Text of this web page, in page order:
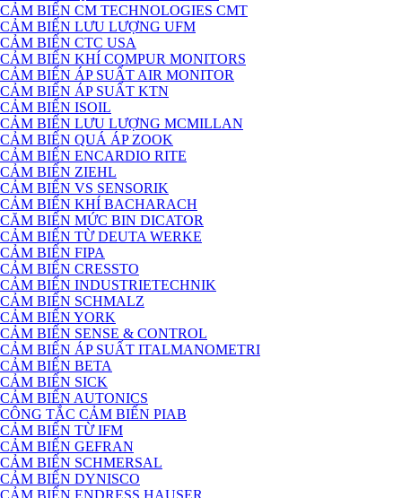
CẢM BIẾN CM TECHNOLOGIES CMT
CẢM BIẾN LƯU LƯỢNG UFM
CẢM BIẾN CTC USA
CẢM BIẾN KHÍ COMPUR MONITORS
CẢM BIẾN ÁP SUẤT AIR MONITOR
CẢM BIẾN ÁP SUẤT KTN
CẢM BIẾN ISOIL
CẢM BIẾN LƯU LƯỢNG MCMILLAN
CẢM BIẾN QUÁ ÁP ZOOK
CẢM BIẾN ENCARDIO RITE
CẢM BIẾN ZIEHL
CẢM BIẾN VS SENSORIK
CẢM BIẾN KHÍ BACHARACH
CĂM BIẾN MỨC BIN DICATOR
CẢM BIẾN TỪ DEUTA WERKE
CẢM BIẾN FIPA
CẢM BIẾN CRESSTO
CẢM BIẾN INDUSTRIETECHNIK
CẢM BIẾN SCHMALZ
CẢM BIẾN YORK
CẢM BIẾN SENSE & CONTROL
CẢM BIẾN ÁP SUẤT ITALMANOMETRI
CẢM BIẾN BETA
CẢM BIẾN SICK
CẢM BIẾN AUTONICS
CÔNG TẮC CẢM BIẾN PIAB
CẢM BIẾN TỪ IFM
CẢM BIẾN GEFRAN
CẢM BIẾN SCHMERSAL
CẢM BIẾN DYNISCO
CẢM BIẾN ENDRESS HAUSER